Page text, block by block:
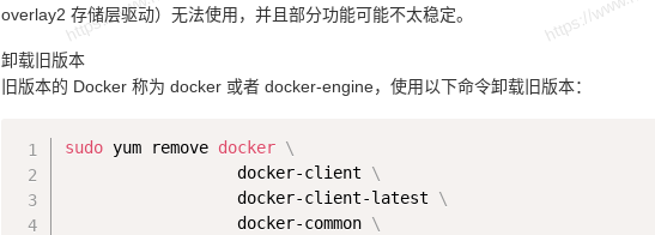
overlay2 存储层驱动）无法使用，并且部分功能可能不太稳定。
卸载旧版本
旧版本的 Docker 称为 docker 或者 docker-engine，使用以下命令卸载旧版本：
sudo yum remove docker \
                  docker-client
\
                  docker-client-latest
\
                  docker-common
\